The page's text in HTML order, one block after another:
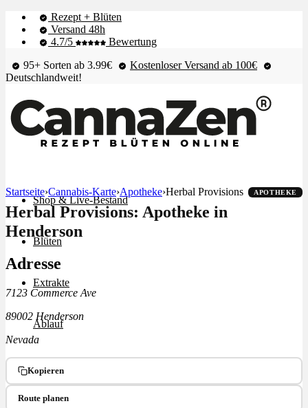
Rezept + Blüten
Versand 48h
4.7/5
Bewertung
95+ Sorten ab 3.99€
Kostenloser Versand ab 100€
Deutschlandweit!
Shop & Live-Bestand
Blüten
Extrakte
Ablauf
Therapien
Startseite›Cannabis-Karte›Apotheke›Herbal Provisions APOTHEKE
Herbal Provisions: Apotheke in
Henderson
Adresse
7123 Commerce Ave
89002 Henderson
Nevada
Kopieren
Route planen